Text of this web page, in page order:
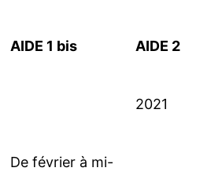
AIDE 1 bis
AIDE 2
2021
De février à mi-